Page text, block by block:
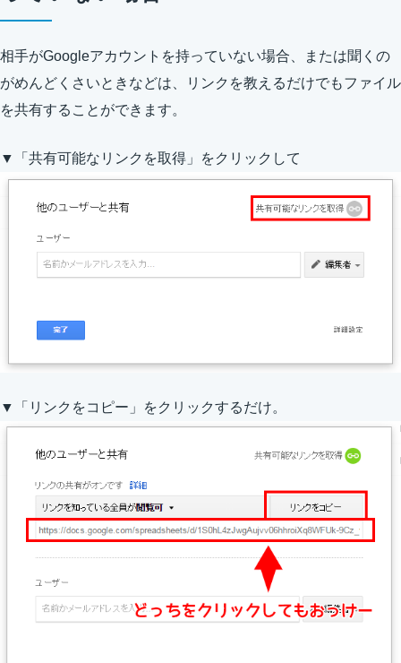
相手がGoogleアカウントを持っていない場合、または聞くの
がめんどくさいときなどは、リンクを教えるだけでもファイル
を共有することができます。
▼「共有可能なリンクを取得」をクリックして
▼「リンクをコピー」をクリックするだけ。